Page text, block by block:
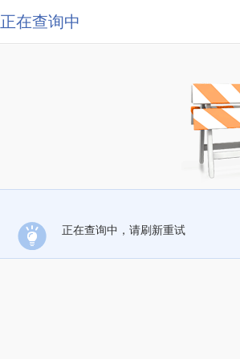
正在查询中
正在查询中，请刷新重试